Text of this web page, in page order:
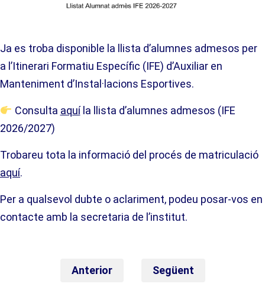
Ja es troba disponible la llista d’alumnes admesos per
a l’Itinerari Formatiu Específic (IFE) d’Auxiliar en
Manteniment d’Instal·lacions Esportives.
Consulta aquíla llista d’alumnes admesos (IFE
2026/2027)
Trobareu tota la informació del procés de matriculació
aquí.
Per a qualsevol dubte o aclariment, podeu posar-vos en
contacte amb la secretaria de l’institut.
Anterior Següent